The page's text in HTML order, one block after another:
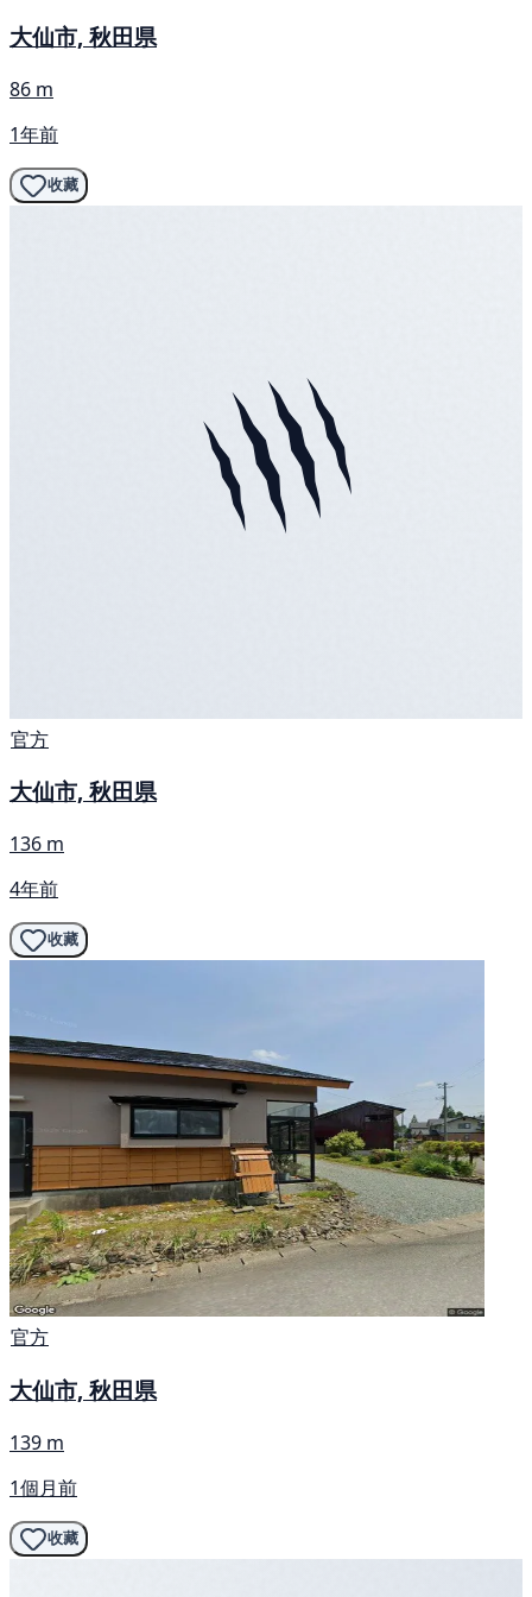
大仙市, 秋田県
86 m
1年前
收藏
官方
大仙市, 秋田県
136 m
4年前
收藏
官方
大仙市, 秋田県
139 m
1個月前
收藏